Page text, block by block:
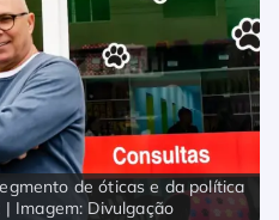
de óticas e da política
Imagem: Divulgação